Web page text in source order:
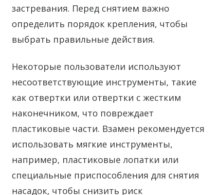
застревания. Перед снятием важно
определить порядок крепления, чтобы
выбрать правильные действия.
Некоторые пользователи используют
несоответствующие инструменты, такие
как отвертки или отвертки с жестким
наконечником, что повреждает
пластиковые части. Взамен рекомендуется
использовать мягкие инструменты,
например, пластиковые лопатки или
специальные приспособления для снятия
насадок, чтобы снизить риск